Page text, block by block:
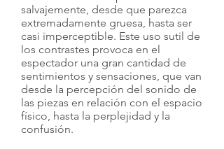
salvajemente, desde que parezca
extremadamente gruesa, hasta ser
casi imperceptible. Este uso sutil de
los contrastes provoca en el
espectador una gran cantidad de
sentimientos y sensaciones, que van
desde la percepción del sonido de
las piezas en relación con el espacio
físico, hasta la perplejidad y la
confusión.